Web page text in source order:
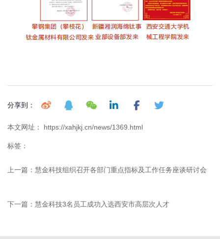
分享到：
本文网址： https://xahjkj.cn/news/1369.html
标签：
上一篇： 慧金科技组织召开各部门重点指标及工作任务座谈研讨会
下一篇： 慧金科技3名员工成功入选西安市高层次人才